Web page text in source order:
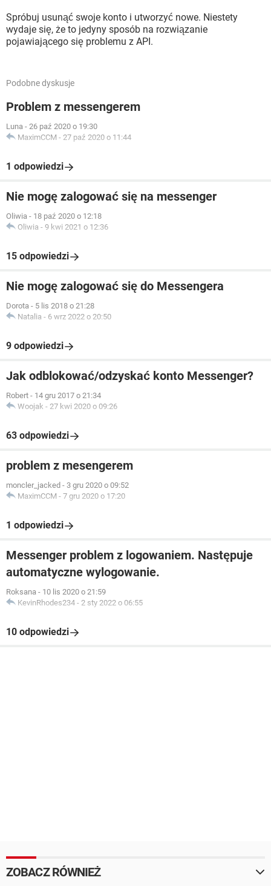
Spróbuj usunąć swoje konto i utworzyć nowe. Niestety
wydaje się, że to jedyny sposób na rozwiązanie
pojawiającego się problemu z API.
Podobne dyskusje
Problem z messengerem
Luna - 26 paź 2020 o 19:30
MaximCCM - 27 paź 2020 o 11:44
1 odpowiedzi
Nie mogę zalogować się na messenger
Oliwia - 18 paź 2020 o 12:18
Oliwia - 9 kwi 2021 o 12:36
15 odpowiedzi
Nie mogę zalogować się do Messengera
Dorota - 5 lis 2018 o 21:28
Natalia - 6 wrz 2022 o 20:50
9 odpowiedzi
Jak odblokować/odzyskać konto Messenger?
Robert - 14 gru 2017 o 21:34
Woojak - 27 kwi 2020 o 09:26
63 odpowiedzi
problem z mesengerem
moncler_jacked - 3 gru 2020 o 09:52
MaximCCM - 7 gru 2020 o 17:20
1 odpowiedzi
Messenger problem z logowaniem. Następuje
automatyczne wylogowanie.
Roksana - 10 lis 2020 o 21:59
KevinRhodes234 - 2 sty 2022 o 06:55
10 odpowiedzi
ZOBACZ RÓWNIEŻ